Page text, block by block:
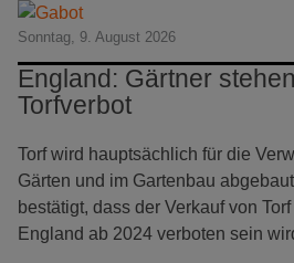
Sonntag, 9. August 2026
England: Gärtner
Torfverbot
Torf wird hauptsächlich für die
Gärten und im Gartenbau
bestätigt, dass der Verkauf von
England ab 2024 verboten sein